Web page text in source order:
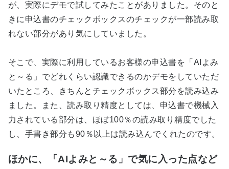
が、実際にデモで試してみたことがありました。そのと
きに申込書のチェックボックスのチェックが一部読み取
れない部分があり気にしていました。
そこで、実際に利用しているお客様の申込書を「AIよみ
と～る」でどれくらい認識できるのかデモをしていただ
いたところ、きちんとチェックボックス部分を読み込み
ました。また、読み取り精度としては、申込書で機械入
力されている部分は、ほぼ100％の読み取り精度でした
し、手書き部分も90％以上は読み込んでくれたのです。
ほかに、「AIよみと～る」で気に入った点など